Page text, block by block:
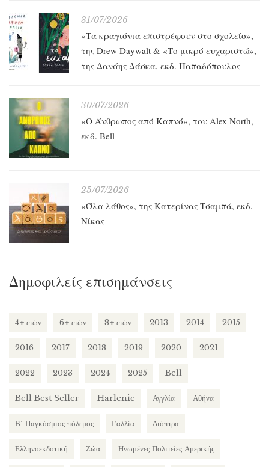
31/07/2026
«Τα κραγιόνια επιστρέφουν στο σχολείο»,
της Drew Daywalt & «Το μικρό ευχαριστώ»,
της Δανάης Δάσκα, εκδ. Παπαδόπουλος
30/07/2026
«O Άνθρωπος από Καπνό», του Alex North,
εκδ. Bell
25/07/2026
«Όλα λάθος», της Κατερίνας Τσαμπά, εκδ.
Νίκας
Δημοφιλείς επισημάνσεις
4+ ετών 6+ ετών 8+ ετών 2013 2014 2015
2016 2017 2018 2019 2020 2021
2022 2023 2024 2025 Bell
Bell Best Seller Harlenic Αγγλία Αθήνα
Β΄ Παγκόσμιος πόλεμος Γαλλία Διόπτρα
Ελληνοεκδοτική Ζώα Ηνωμένες Πολιτείες Αμερικής